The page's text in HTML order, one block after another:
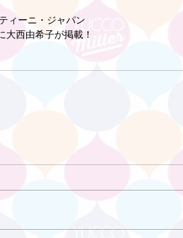
ィーニ・ジャパン
西由希子が掲載！